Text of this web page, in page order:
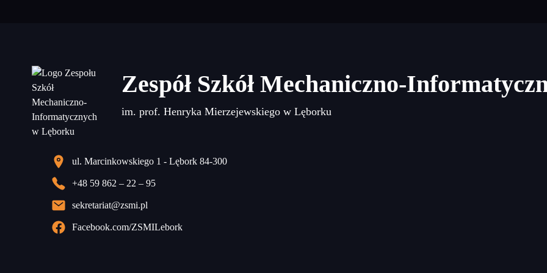
Zespół Szkół Mechaniczno-
im. prof. Henryka Mierzejewskiego w Lęborku
ul. Marcinkowskiego 1 - Lębork 84-300
+48 59 862 – 22 – 95
sekretariat@zsmi.pl
Facebook.com/ZSMILebork